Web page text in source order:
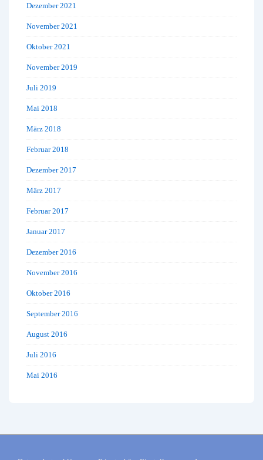
Dezember 2021
November 2021
Oktober 2021
November 2019
Juli 2019
Mai 2018
März 2018
Februar 2018
Dezember 2017
März 2017
Februar 2017
Januar 2017
Dezember 2016
November 2016
Oktober 2016
September 2016
August 2016
Juli 2016
Mai 2016